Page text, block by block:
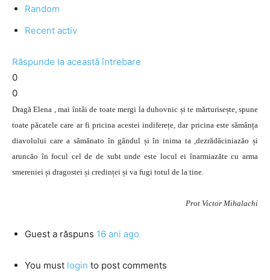
Random
Recent activ
Răspunde la această întrebare
0
0
Dragă Elena , mai întâi de toate mergi la duhovnic și te mărturisește, spune
toate păcatele care ar fi pricina acestei indiferețe, dar pricina este sămânța
diavolului care a sămănato în gândul și în inima ta ,dezrădăciniazăo și
aruncăo în focul cel de de subt unde este locul ei înarmiazăte cu arma
smereniei și dragostei și credinței și va fugi totul de la tine.
Prot Victor Mihalachi
Guest a răspuns 16 ani ago
You must login to post comments